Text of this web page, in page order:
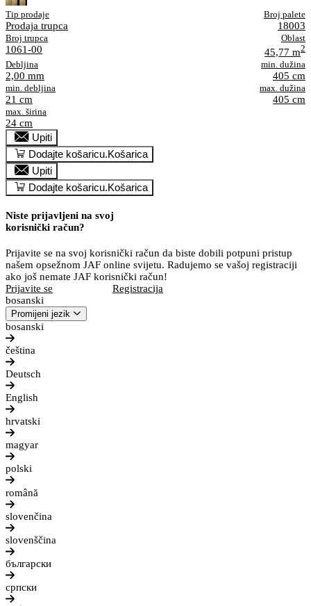
Tip prodaje
Prodaja trupca
Broj palete
18003
Broj trupca
1061-00
Oblast
45,77 m2
Debljina
2,00 mm
min. dužina
405 cm
min. debljina
21 cm
max. dužina
405 cm
max. širina
24 cm
Upiti
Dodajte košaricu.Košarica
Upiti
Dodajte košaricu.Košarica
Niste prijavljeni na svoj
korisnički račun?
Prijavite se na svoj korisnički račun da biste dobili potpuni pristup
našem opsežnom JAF online svijetu. Radujemo se vašoj registraciji
ako još nemate JAF korisnički račun!
Prijavite se
Registracija
bosanski
Promijeni jezik
bosanski
čeština
Deutsch
English
hrvatski
magyar
polski
română
slovenčina
slovenščina
български
српски